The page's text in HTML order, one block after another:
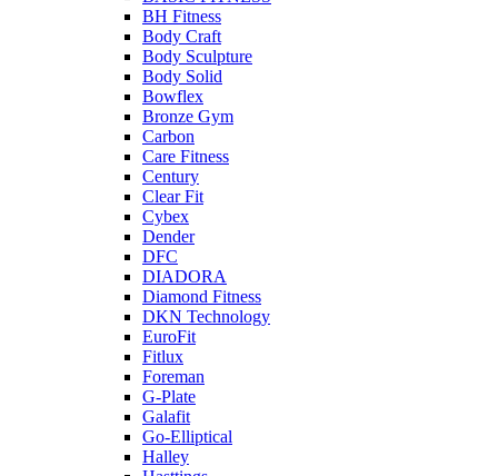
BH Fitness
Body Craft
Body Sculpture
Body Solid
Bowflex
Bronze Gym
Carbon
Care Fitness
Century
Clear Fit
Cybex
Dender
DFC
DIADORA
Diamond Fitness
DKN Technology
EuroFit
Fitlux
Foreman
G-Plate
Galafit
Go-Elliptical
Halley